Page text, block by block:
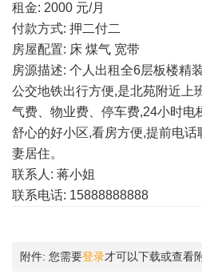
租金: 2000 元/月
付款方式: 押二付二
房屋配置: 床 煤气 宽带
房源描述: 个人出租全6层板楼精
公交地铁出行方便,是北苑附近上
气费、物业费、停车费,24小时电
舒心的好小区,看房方便,提前电
妻居住。
联系人: 蒋小姐
联系电话: 15888888888
附件: 您需要登录才可以下载或查看